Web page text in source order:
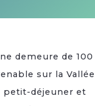
demeure de 100
sur la Vallée
petit-déjeuner et